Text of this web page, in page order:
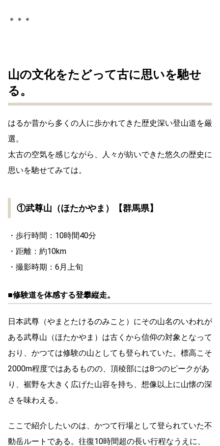
＊＊＊
山の文化をたどって古に思いを馳せ
る。
はるか昔から多くの人に歩かれてきた歴史深い登山道を厳
選。
太古の空気を感じながら、人々が紡いできた悠久の歴史に
思いを馳せてみては。
①武尊山（ほたかやま）【群馬県】
・歩行時間：10時間40分
・距離：約10km
・撮影時期：6月上旬
■修験道を体感する登攀縦走。
日本武尊（やまとたけるのみこと）にその山名のいわれが
ある武尊山（ほたかやま）は古くから信仰の対象となって
おり、かつては修験の山としても登られていた。標高こそ
2000m程度ではあるものの、頂稜部には8つのピークがあ
り、裾野を大きく広げた山容を持ち、想像以上に山懐の深
さを味わえる。
ここで紹介したいのは、かつて行場として登られていた不
動岳ルートである。往復10時間超の長い行程なうえに、